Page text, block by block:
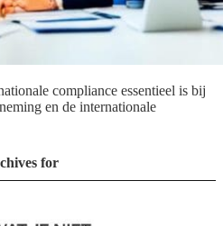
compliance essentieel is bij
en de internationale
for